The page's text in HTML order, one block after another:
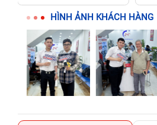
HÌNH ẢNH KHÁCH HÀNG